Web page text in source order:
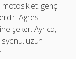
genç
Agresif
çeker. Ayrıca,
uzun